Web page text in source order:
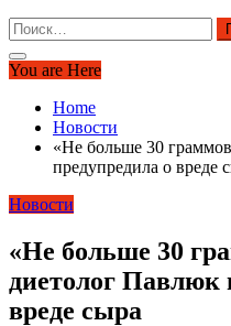
Найти:
You are Here
Home
Новости
«Не больше 30
предупредила о вреде
Новости
«Не больше 30
диетолог Павлюк
вреде сыра